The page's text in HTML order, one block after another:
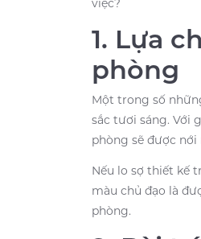
việc?
1. Lựa
phòng
Một trong số
sắc tươi sáng. Với
phòng sẽ được
Nếu lo sợ thiết kế
màu chủ đạo là
phòng.